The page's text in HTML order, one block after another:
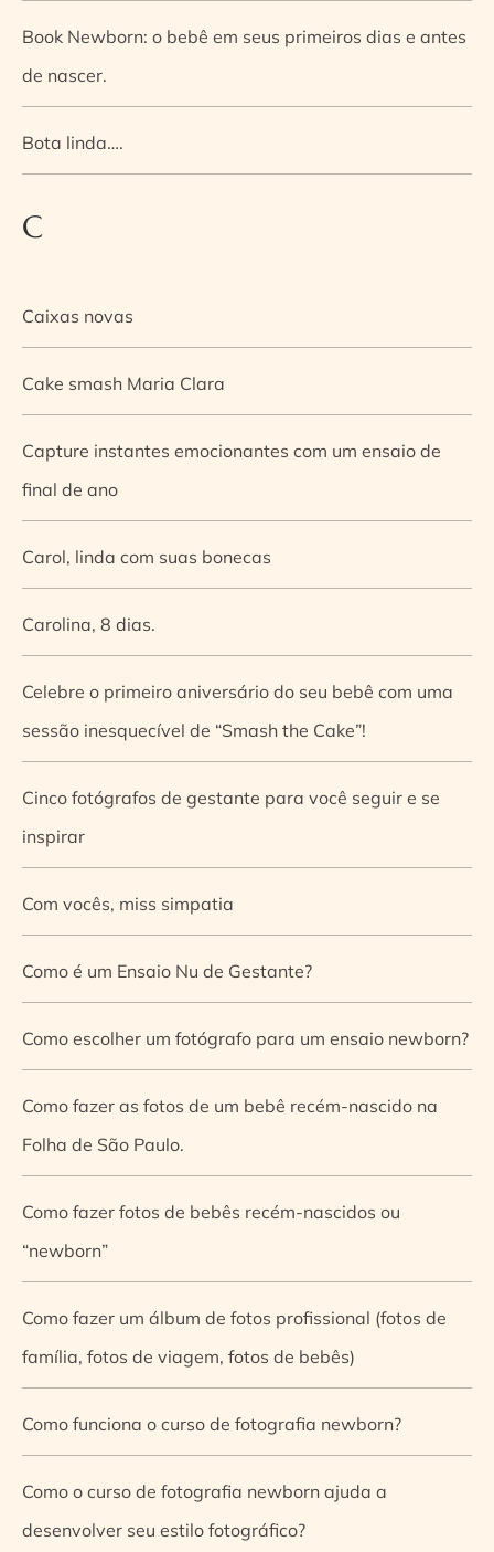
Book Newborn: o bebê em seus primeiros dias e antes
de nascer.
Bota linda….
C
Caixas novas
Cake smash Maria Clara
Capture instantes emocionantes com um ensaio de
final de ano
Carol, linda com suas bonecas
Carolina, 8 dias.
Celebre o primeiro aniversário do seu bebê com uma
sessão inesquecível de “Smash the Cake”!
Cinco fotógrafos de gestante para você seguir e se
inspirar
Com vocês, miss simpatia
Como é um Ensaio Nu de Gestante?
Como escolher um fotógrafo para um ensaio newborn?
Como fazer as fotos de um bebê recém-nascido na
Folha de São Paulo.
Como fazer fotos de bebês recém-nascidos ou
“newborn”
Como fazer um álbum de fotos profissional (fotos de
família, fotos de viagem, fotos de bebês)
Como funciona o curso de fotografia newborn?
Como o curso de fotografia newborn ajuda a
desenvolver seu estilo fotográfico?